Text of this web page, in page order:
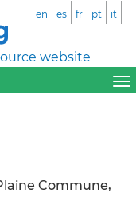
website
en es fr pt it
Commune,